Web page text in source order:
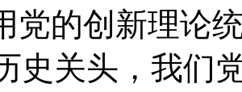
党的创新理论
史关头，我们